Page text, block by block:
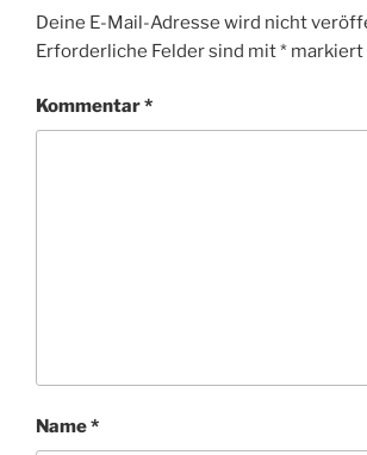
Deine E-Mail-Adresse wird nicht
Erforderliche Felder sind mit* markiert
Kommentar*
Name*